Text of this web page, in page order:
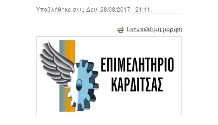
Υποβλήθηκε στις Δευ, 28/08/2017 - 21:11.
Εκτυπώσιμη μορφή